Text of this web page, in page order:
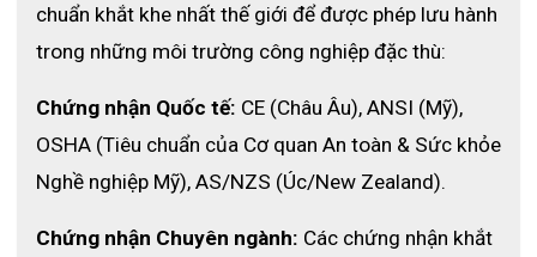
chuẩn khắt khe nhất thế giới để được phép lưu hành
trong những môi trường công nghiệp đặc thù:
Chứng nhận Quốc tế: CE (Châu Âu), ANSI (Mỹ),
OSHA (Tiêu chuẩn của Cơ quan An toàn & Sức khỏe
Nghề nghiệp Mỹ), AS/NZS (Úc/New Zealand).
Chứng nhận Chuyên ngành: Các chứng nhận khắt